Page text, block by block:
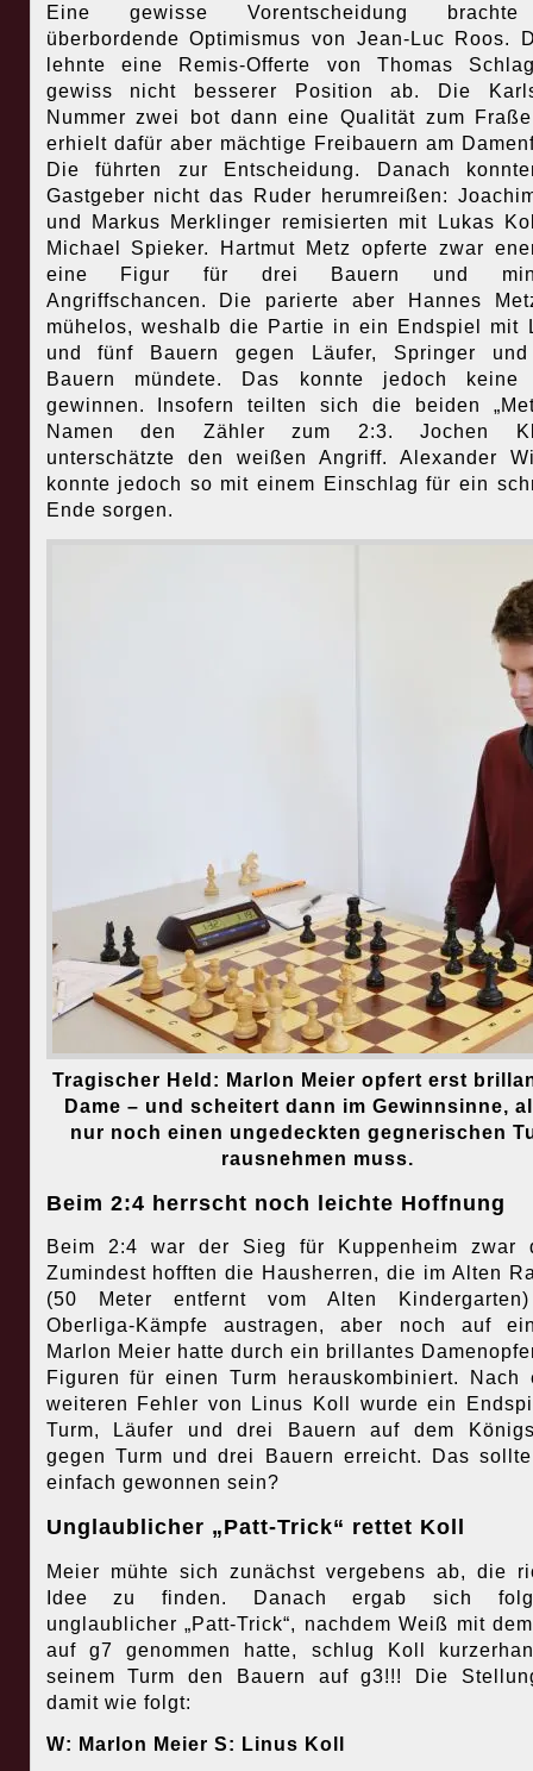
Eine gewisse Vorentscheidung
überbordende Optimismus von Jean-Luc Roos.
lehnte eine Remis-Offerte von Thomas
gewiss nicht besserer Position ab. Die
Nummer zwei bot dann eine Qualität zum
erhielt dafür aber mächtige Freibauern am
Die führten zur Entscheidung. Danach
Gastgeber nicht das Ruder herumreißen:
und Markus Merklinger remisierten mit Lukas
Michael Spieker. Hartmut Metz opferte zwar
eine Figur für drei Bauern und
Angriffschancen. Die parierte aber Hannes
mühelos, weshalb die Partie in ein Endspiel mit
und fünf Bauern gegen Läufer, Springer
Bauern mündete. Das konnte jedoch keine
gewinnen. Insofern teilten sich die beiden
Namen den Zähler zum 2:3. Jochen
unterschätzte den weißen Angriff. Alexander
konnte jedoch so mit einem Einschlag für ein
Ende sorgen.
Tragischer Held: Marlon Meier opfert erst
Dame – und scheitert dann im Gewinnsinne,
nur noch einen ungedeckten gegnerischen
rausnehmen muss.
Beim 2:4 herrscht noch leichte Hoffnung
Beim 2:4 war der Sieg für Kuppenheim zwar
Zumindest hofften die Hausherren, die im Alten
(50 Meter entfernt vom Alten
Oberliga-Kämpfe austragen, aber noch auf
Marlon Meier hatte durch ein brillantes
Figuren für einen Turm herauskombiniert. Nach
weiteren Fehler von Linus Koll wurde ein
Turm, Läufer und drei Bauern auf dem
gegen Turm und drei Bauern erreicht. Das
einfach gewonnen sein?
Unglaublicher „Patt-Trick“ rettet Koll
Meier mühte sich zunächst vergebens ab, die
Idee zu finden. Danach ergab sich
unglaublicher „Patt-Trick“, nachdem Weiß mit
auf g7 genommen hatte, schlug Koll
seinem Turm den Bauern auf g3!!! Die
damit wie folgt:
W: Marlon Meier S: Linus Koll